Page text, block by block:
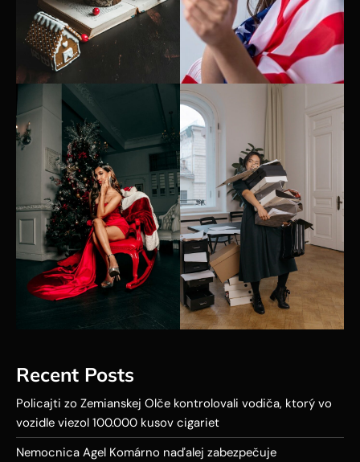
Recent Posts
Policajti zo Zemianskej Olče kontrolovali vodiča, ktorý vo
vozidle viezol 100.000 kusov cigariet
Nemocnica Agel Komárno naďalej zabezpečuje